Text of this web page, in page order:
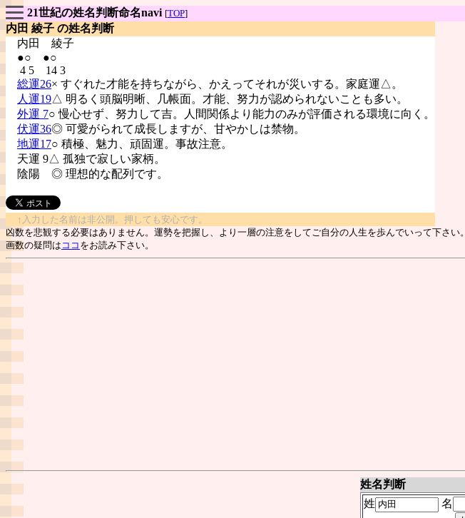
21世紀の姓名判断命名navi [TOP]
内田 綾子 の姓名判断
内田 綾子
●○ ●○
4 5 14 3
総運26× すぐれた才能を持ちながら、かえってそれが災いする。家庭運△。
人運19△ 明るく頭脳明晰、几帳面。才能、努力が認められないことも多い。
外運 7○ 慢心せず、努力して吉。人間関係より能力のみが評価される環境に向く。
伏運36◎ 可愛がられて成長しますが、甘やかしは禁物。
地運17○ 積極、魅力、頑固運。事故注意。
天運 9△ 孤独で寂しい家柄。
陰陽 ◎ 理想的な配列です。
↑入力した名前は非公開。押しても安心です。
凶数を悲観する必要はありません。運勢を把握し、より一層の注意をしてご自分の人生を歩んでいって下さい。
画数の疑問は ココ をお読み下さい。
姓名判断
姓
名